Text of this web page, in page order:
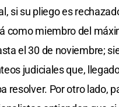
si su pliego es
como miembro del
el 30 de noviembre;
judiciales que,
resolver. Por otro lado,